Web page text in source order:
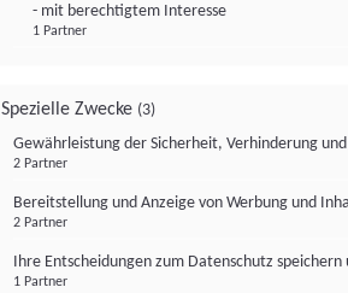
- mit berechtigtem Interesse
1 Partner
Spezielle Zwecke (3)
Gewährleistung der Sicherheit, Verhinderung
2 Partner
Bereitstellung und Anzeige von Werbung und
2 Partner
Ihre Entscheidungen zum Datenschutz
1 Partner